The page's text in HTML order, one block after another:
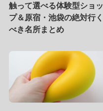
触って選べる体験型ショッ
プ＆原宿・池袋の絶対行く
べき名所まとめ